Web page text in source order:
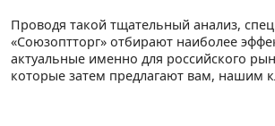
Проводя такой тщательный анализ,
«Союзоптторг» отбирают наиболее
актуальные именно для российского
которые затем предлагают вам, нашим